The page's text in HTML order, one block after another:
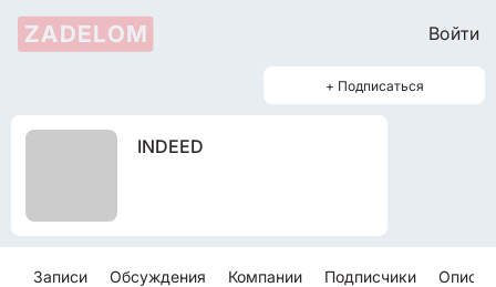
ZADELOM Войти
+ Подписаться
INDEED
Записи Обсуждения Компании Подписчики